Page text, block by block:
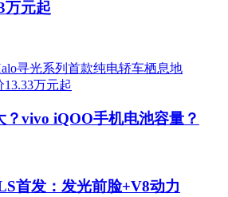
万元起
？vivo iQOO手机电池容量？
首发：发光前脸+V8动力